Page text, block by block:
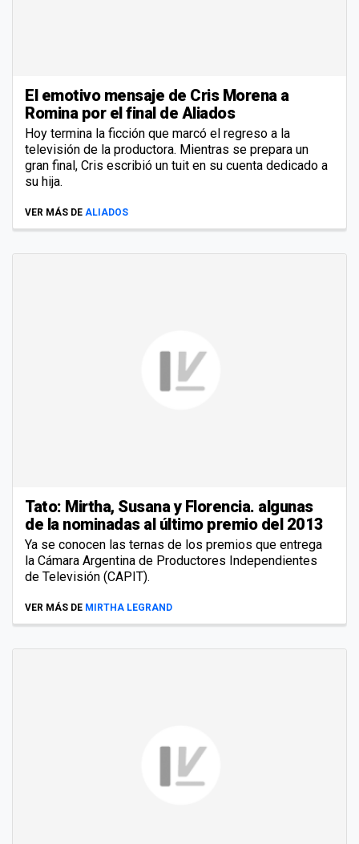
El emotivo mensaje de Cris Morena a
Romina por el final de Aliados
Hoy termina la ficción que marcó el regreso a la
televisión de la productora. Mientras se prepara un
gran final, Cris escribió un tuit en su cuenta dedicado a
su hija.
VER MÁS DE ALIADOS
Tato: Mirtha, Susana y Florencia. algunas
de la nominadas al último premio del 2013
Ya se conocen las ternas de los premios que entrega
la Cámara Argentina de Productores Independientes
de Televisión (CAPIT).
VER MÁS DE MIRTHA LEGRAND